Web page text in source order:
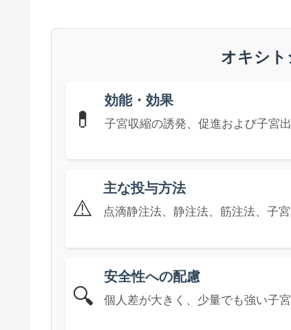
オキシト
💊
効能・効果
子宮収縮の誘発、促進および子宮
⚠️
主な投与方法
点滴静注法、静注法、筋注法、子
🔍
安全性への配慮
個人差が大きく、少量でも強い子